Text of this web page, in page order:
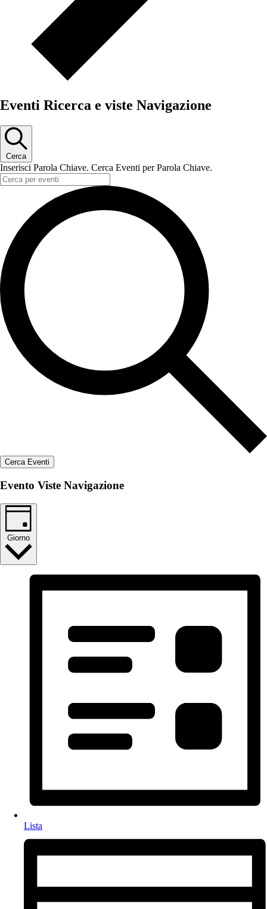
Eventi Ricerca e viste Navigazione
Cerca
Inserisci Parola Chiave. Cerca Eventi per Parola Chiave.
Cerca Eventi
Evento Viste Navigazione
Giorno
Lista